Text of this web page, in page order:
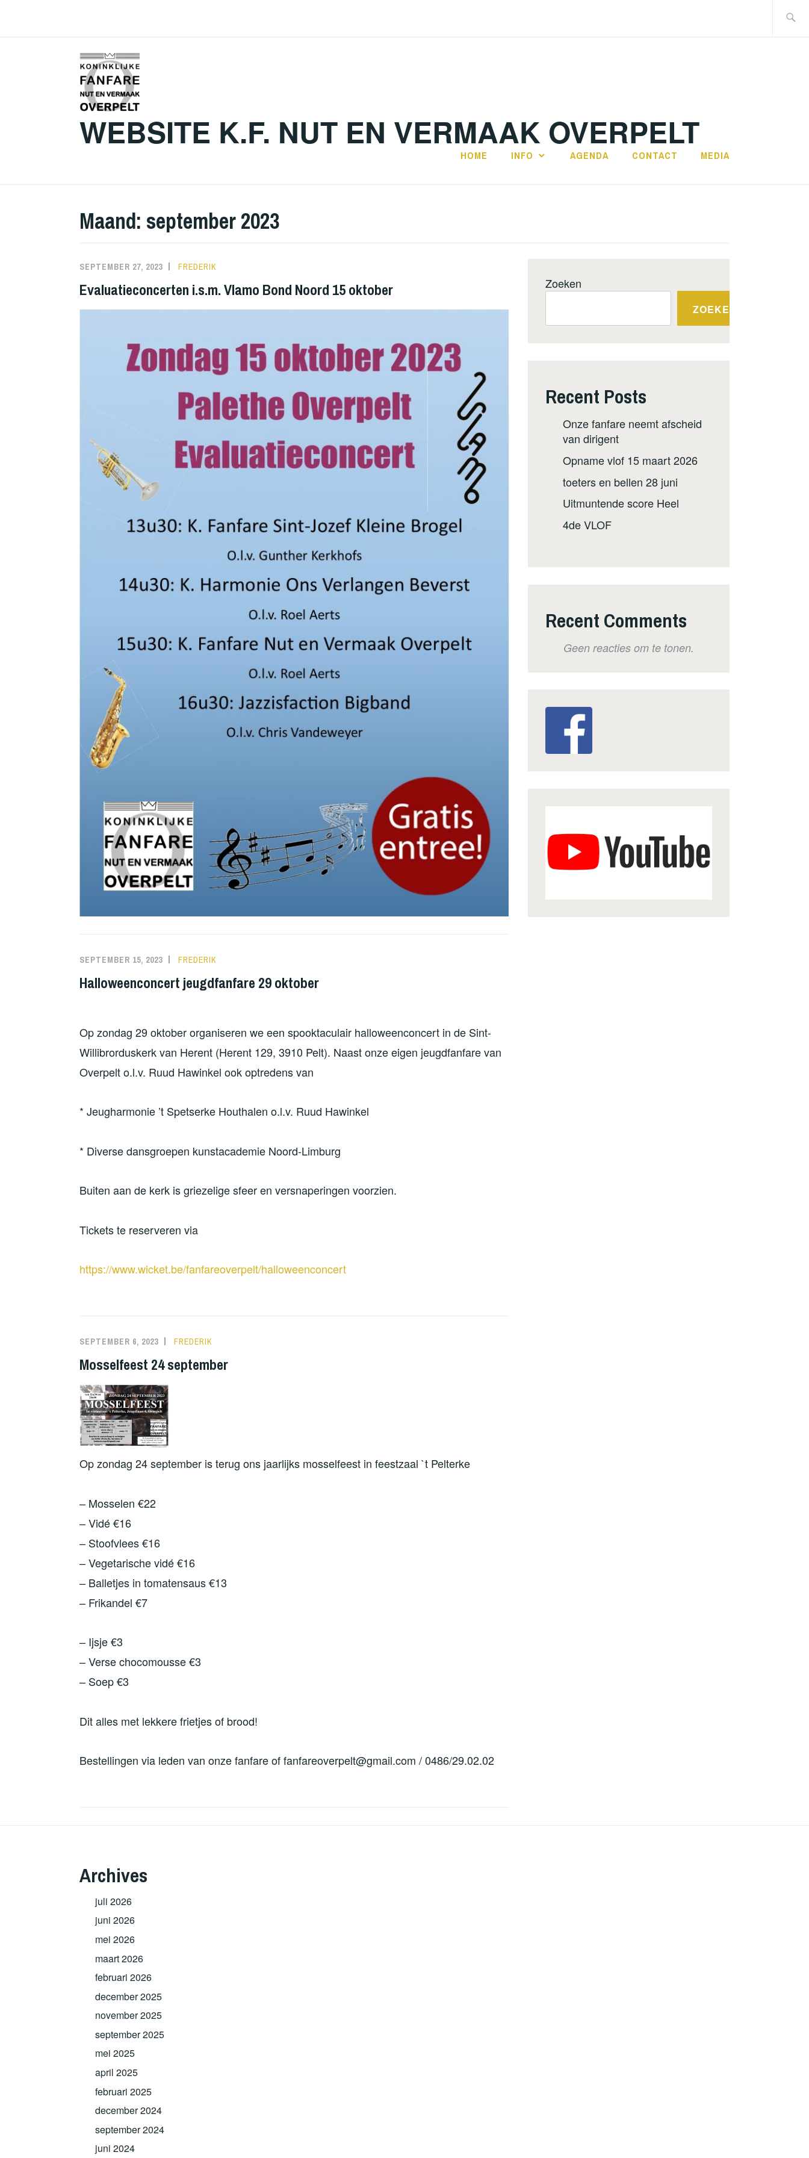
WEBSITE K.F. NUT EN VERMAAK OVERPELT
HOME INFO AGENDA CONTACT MEDIA
Maand: september 2023
SEPTEMBER 27, 2023 FREDERIK
Evaluatieconcerten i.s.m. Vlamo Bond Noord 15 oktober
SEPTEMBER 15, 2023 FREDERIK
Halloweenconcert jeugdfanfare 29 oktober
Op zondag 29 oktober organiseren we een spooktaculair halloweenconcert in de Sint-
Willibrorduskerk van Herent (Herent 129, 3910 Pelt). Naast onze eigen jeugdfanfare van
Overpelt o.l.v. Ruud Hawinkel ook optredens van
* Jeugharmonie ’t Spetserke Houthalen o.l.v. Ruud Hawinkel
* Diverse dansgroepen kunstacademie Noord-Limburg
Buiten aan de kerk is griezelige sfeer en versnaperingen voorzien.
Tickets te reserveren via
https://www.wicket.be/fanfareoverpelt/halloweenconcert
SEPTEMBER 6, 2023 FREDERIK
Mosselfeest 24 september
Op zondag 24 september is terug ons jaarlijks mosselfeest in feestzaal `t Pelterke
– Mosselen €22
– Vidé €16
– Stoofvlees €16
– Vegetarische vidé €16
– Balletjes in tomatensaus €13
– Frikandel €7
– Ijsje €3
– Verse chocomousse €3
– Soep €3
Dit alles met lekkere frietjes of brood!
Bestellingen via leden van onze fanfare of fanfareoverpelt@gmail.com / 0486/29.02.02
Zoeken
ZOEKEN
Recent Posts
Onze fanfare neemt afscheid
van dirigent
Opname vlof 15 maart 2026
toeters en bellen 28 juni
Uitmuntende score Heel
4de VLOF
Recent Comments
Geen reacties om te tonen.
Archives
juli 2026
juni 2026
mei 2026
maart 2026
februari 2026
december 2025
november 2025
september 2025
mei 2025
april 2025
februari 2025
december 2024
september 2024
juni 2024